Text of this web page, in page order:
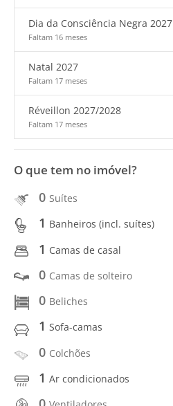
Dia da Consciência Negra 2027
Faltam 16 meses
Natal 2027
Faltam 17 meses
Réveillon 2027/2028
Faltam 17 meses
O que tem no imóvel?
0 Suítes
1 Banheiros (incl. suítes)
1 Camas de casal
0 Camas de solteiro
0 Beliches
1 Sofa-camas
0 Colchões
1 Ar condicionados